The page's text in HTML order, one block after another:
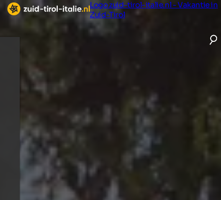
Logo zuid-tirol-italie.nl - Vakantie in
Zuid-Tirol